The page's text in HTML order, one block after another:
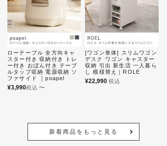
ローテーブル 全方向キャ
スター付き 収納付き トレ
ー付き おぼん付き テーブ
ルタップ収納 電源収納 ソ
ファサイド ｜poapel
¥3,990税込 〜
[ワゴン単体] スリムワゴン
デスク ワゴン キャスター
収納 引出 新生活 一人暮ら
し 模様替え｜ROLE
¥22,990 税込
新着商品をもっと見る